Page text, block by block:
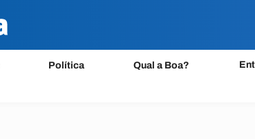
Política Qual a Boa?